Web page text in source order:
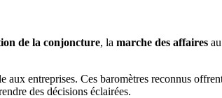
de la conjoncture, la marche des affaires
aux entreprises. Ces baromètres reconnus
des décisions éclairées.